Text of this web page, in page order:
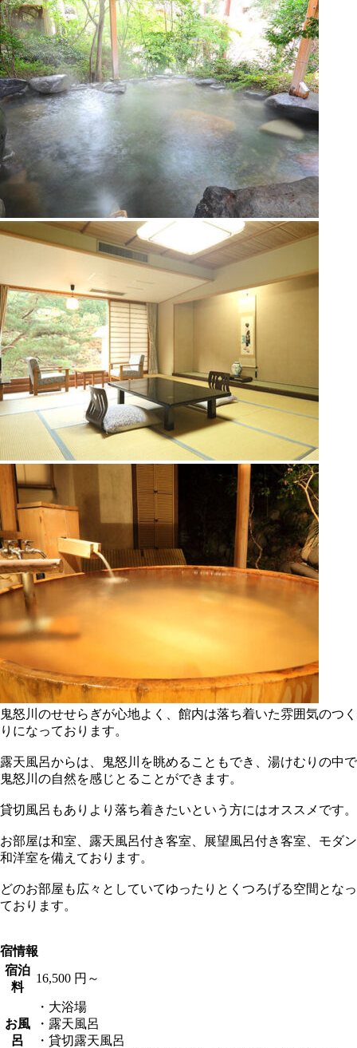
鬼怒川のせせらぎが心地よく、館内は落ち着いた雰囲気のつく
りになっております。
露天風呂からは、鬼怒川を眺めることもでき、湯けむりの中で
鬼怒川の自然を感じとることができます。
貸切風呂もありより落ち着きたいという方にはオススメです。
お部屋は和室、露天風呂付き客室、展望風呂付き客室、モダン
和洋室を備えております。
どのお部屋も広々としていてゆったりとくつろげる空間となっ
ております。
宿情報
宿泊
料
16,500 円～
お風
呂
・大浴場
・露天風呂
・貸切露天風呂